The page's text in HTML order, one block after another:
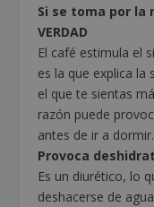
Si se toma por la
VERDAD
El café estimula el
es la que explica la
el que te sientas
razón puede
antes de ir a dormir.
Provoca
Es un diurético, lo
deshacerse de